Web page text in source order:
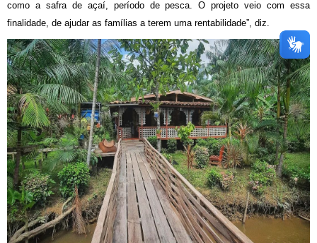
como a safra de açaí, período de pesca. O projeto veio com essa
finalidade, de ajudar as famílias a terem uma rentabilidade”, diz.